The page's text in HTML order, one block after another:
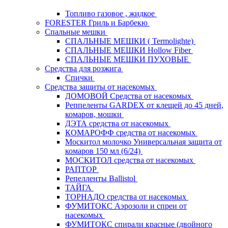
Топливо газовое , жидкое
FORESTER Гриль и Барбекю
Спальные мешки
СПАЛЬНЫЕ МЕШКИ ( Termolighte)
СПАЛЬНЫЕ МЕШКИ Hollow Fiber
СПАЛЬНЫЕ МЕШКИ ПУХОВЫЕ
Средства для розжига
Спички
Средства защиты от насекомых
ДОМОВОЙ Средства от насекомых
Реппеленты GARDEX от клещей до 45 дней,
комаров, мошки
ДЭТА средства от насекомых
КОМАРОФФ средства от насекомых
Москитол молочко Универсальная защита от
комаров 150 мл (6/24)
МОСКИТОЛ средства от насекомых
РАПТОР
Репелленты Ballistol
ТАЙГА
ТОРНАДО средства от насекомых
ФУМИТОКС Аэрозоли и спреи от
насекомых
ФУМИТОКС спирали красные (двойного